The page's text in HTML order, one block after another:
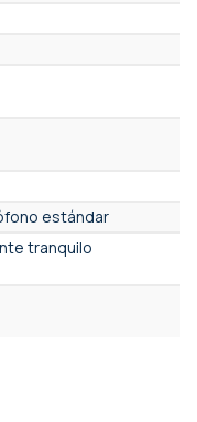
estándar
tranquilo